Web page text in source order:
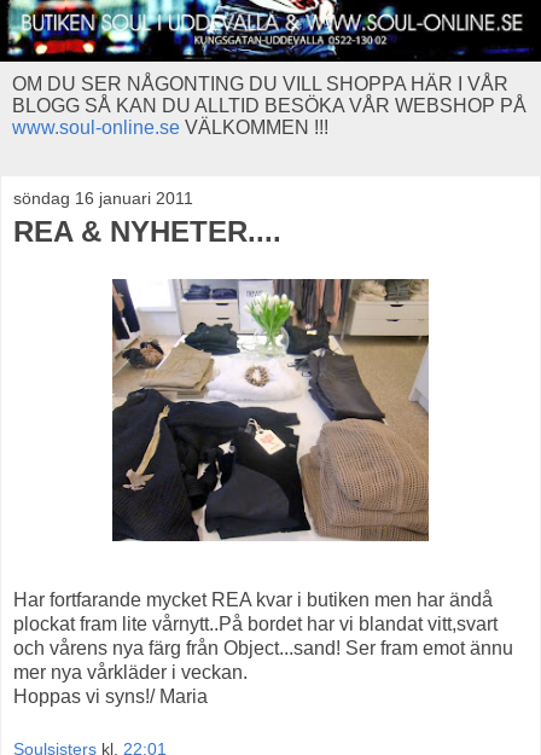
OM DU SER NÅGONTING DU VILL SHOPPA HÄR I VÅR
BLOGG SÅ KAN DU ALLTID BESÖKA VÅR WEBSHOP PÅ
www.soul-online.se VÄLKOMMEN !!!
söndag 16 januari 2011
REA & NYHETER....
Har fortfarande mycket REA kvar i butiken men har ändå
plockat fram lite vårnytt..På bordet har vi blandat vitt,svart
och vårens nya färg från Object...sand! Ser fram emot ännu
mer nya vårkläder i veckan.
Hoppas vi syns!/ Maria
Soulsisters kl. 22:01